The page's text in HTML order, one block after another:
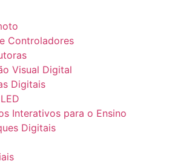
Controladores
Visual Digital
Digitais
Interativos para o Ensino
Digitais